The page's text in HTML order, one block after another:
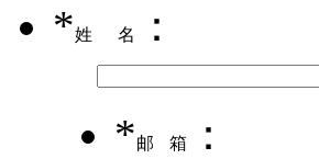
*姓名 ：
*邮箱 ：